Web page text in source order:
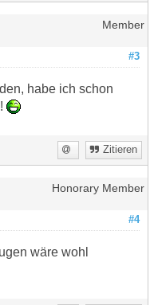
Member
#3
habe ich schon
Zitieren
Honorary Member
#4
wäre wohl